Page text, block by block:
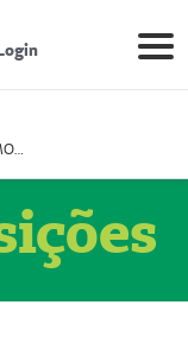
Prestador OFTALMOCLÍNICA SÃO GONÇALO (55004164-2)